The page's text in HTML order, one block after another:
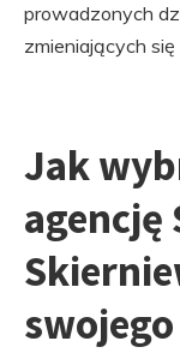
prowadzonych
zmieniających
Jak
agencję